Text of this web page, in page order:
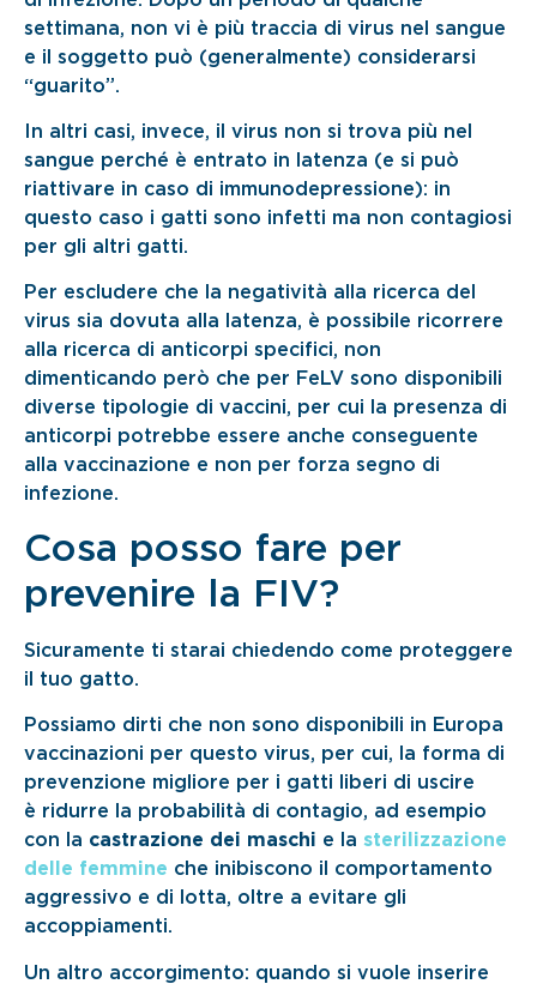
settimana, non vi è più traccia di virus nel sangue
e il soggetto può (generalmente) considerarsi
“guarito”.
In altri casi, invece, il virus non si trova più nel
sangue perché è entrato in latenza (e si può
riattivare in caso di immunodepressione): in
questo caso i gatti sono infetti ma non contagiosi
per gli altri gatti.
Per escludere che la negatività alla ricerca del
virus sia dovuta alla latenza, è possibile ricorrere
alla ricerca di anticorpi specifici, non
dimenticando però che per FeLV sono disponibili
diverse tipologie di vaccini, per cui la presenza di
anticorpi potrebbe essere anche conseguente
alla vaccinazione e non per forza segno di
infezione.
Cosa posso fare per
prevenire la FIV?
Sicuramente ti starai chiedendo come proteggere
il tuo gatto.
Possiamo dirti che non sono disponibili in Europa
vaccinazioni per questo virus, per cui, la forma di
prevenzione migliore per i gatti liberi di uscire
è ridurre la probabilità di contagio, ad esempio
con la castrazione dei maschi e la sterilizzazione
delle femmine che inibiscono il comportamento
aggressivo e di lotta, oltre a evitare gli
accoppiamenti.
Un altro accorgimento: quando si vuole inserire